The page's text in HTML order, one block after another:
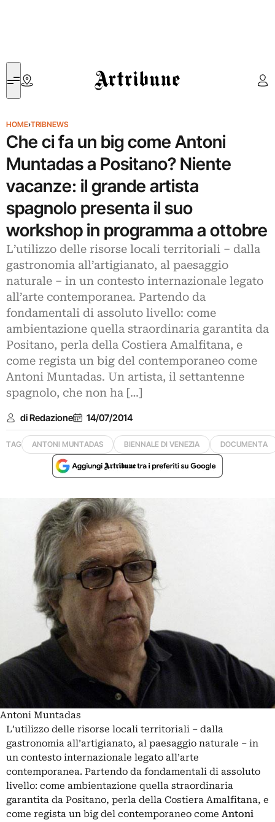
Artribune
HOME›TRIBNEWS
Che ci fa un big come Antoni
Muntadas a Positano? Niente
vacanze: il grande artista
spagnolo presenta il suo
workshop in programma a ottobre
L’utilizzo delle risorse locali territoriali – dalla
gastronomia all’artigianato, al paesaggio
naturale – in un contesto internazionale legato
all’arte contemporanea. Partendo da
fondamentali di assoluto livello: come
ambientazione quella straordinaria garantita da
Positano, perla della Costiera Amalfitana, e
come regista un big del contemporaneo come
Antoni Muntadas. Un artista, il settantenne
spagnolo, che non ha […]
di Redazione 14/07/2014
TAG ANTONI MUNTADAS BIENNALE DI VENEZIA DOCUMENTA
Antoni Muntadas
L’utilizzo delle risorse locali territoriali – dalla
gastronomia all’artigianato, al paesaggio naturale – in
un contesto internazionale legato all’arte
contemporanea. Partendo da fondamentali di assoluto
livello: come ambientazione quella straordinaria
garantita da Positano, perla della Costiera Amalfitana, e
come regista un big del contemporaneo come Antoni